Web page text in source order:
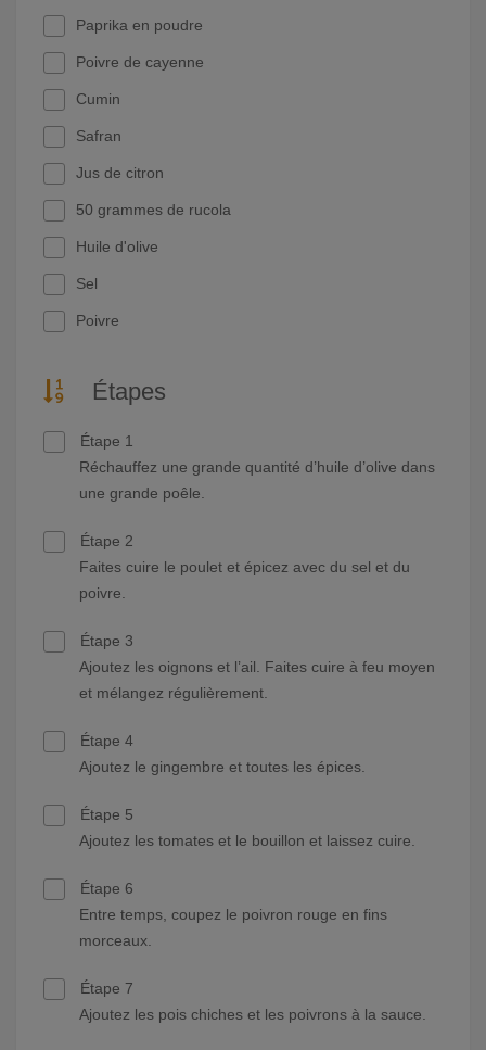
Paprika en poudre
Poivre de cayenne
Cumin
Safran
Jus de citron
50 grammes de rucola
Huile d'olive
Sel
Poivre
Étapes
Étape 1
Réchauffez une grande quantité d’huile d’olive dans
une grande poêle.
Étape 2
Faites cuire le poulet et épicez avec du sel et du
poivre.
Étape 3
Ajoutez les oignons et l’ail. Faites cuire à feu moyen
et mélangez régulièrement.
Étape 4
Ajoutez le gingembre et toutes les épices.
Étape 5
Ajoutez les tomates et le bouillon et laissez cuire.
Étape 6
Entre temps, coupez le poivron rouge en fins
morceaux.
Étape 7
Ajoutez les pois chiches et les poivrons à la sauce.